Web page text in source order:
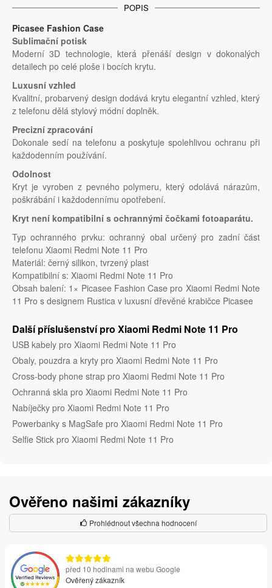
POPIS
Picasee Fashion Case
Sublimační potisk
Moderní 3D technologie, která přenáší design v dokonalých
detailech po celé ploše i bocích krytu.
Luxusní vzhled
Kvalitní, probarvený design dodává krytu elegantní vzhled, který
z telefonu dělá stylový módní doplněk.
Precizní zpracování
Dokonale sedí na telefonu a poskytuje spolehlivou ochranu při
každodenním používání.
Odolnost
Kryt je vyroben z pevného polymeru, který odolává nárazům,
poškrábání i každodennímu opotřebení.
Kryt není kompatibilní s ochrannými čočkami fotoaparátu.
Typ ochranného prvku: ochranný obal určený pro zadní část
telefonu Xiaomi Redmi Note 11 Pro
Materiál: černý silikon, tvrzený plast
Kompatibilní s: Xiaomi Redmi Note 11 Pro
Obsah balení: 1× Picasee Fashion Case pro Xiaomi Redmi Note
11 Pro s designem Rustica v luxusní dřevěné krabičce Picasee
Další příslušenství pro Xiaomi Redmi Note 11 Pro
USB kabely pro Xiaomi Redmi Note 11 Pro
Obaly, pouzdra a kryty pro Xiaomi Redmi Note 11 Pro
Cross-body phone strap pro Xiaomi Redmi Note 11 Pro
Ochranná skla pro Xiaomi Redmi Note 11 Pro
Nabíječky pro Xiaomi Redmi Note 11 Pro
Powerbanky s MagSafe pro Xiaomi Redmi Note 11 Pro
Selfie Stick pro Xiaomi Redmi Note 11 Pro
Ověřeno našimi zákazníky
Prohlédnout všechna hodnocení
před 10 hodinami na webu Google
Ověřený zákazník